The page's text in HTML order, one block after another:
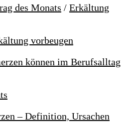
des Monats / Erkältung
vorbeugen
– Definition, Ursachen